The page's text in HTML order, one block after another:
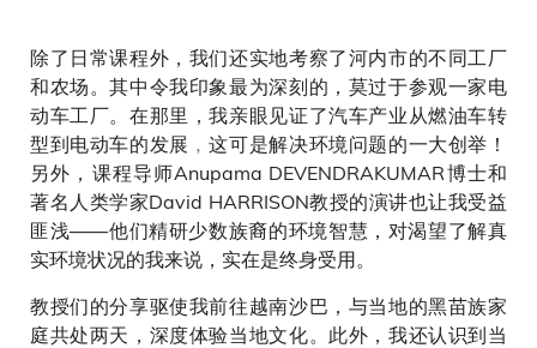
除了日常课程外，我们还实地考察了河内市的不同工厂
和农场。其中令我印象最为深刻的，莫过于参观一家电
动车工厂。在那里，我亲眼见证了汽车产业从燃油车转
型到电动车的发展﹐这可是解决环境问题的一大创举！
另外，课程导师Anupama DEVENDRAKUMAR博士和
著名人类学家David HARRISON教授的演讲也让我受益
匪浅——他们精研少数族裔的环境智慧，对渴望了解真
实环境状况的我来说，实在是终身受用。
教授们的分享驱使我前往越南沙巴，与当地的黑苗族家
庭共处两天，深度体验当地文化。此外，我还认识到当